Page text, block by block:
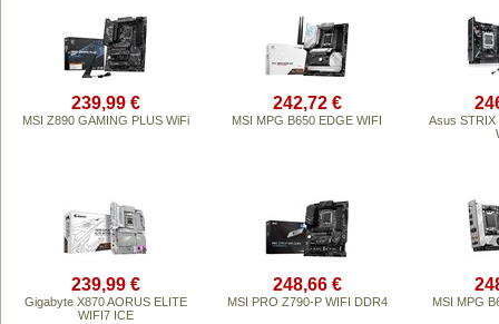
239,99 €
MSI Z890 GAMING PLUS WiFi
242,72 €
MSI MPG B650 EDGE WIFI
Asus STRIX
239,99 €
Gigabyte X870 AORUS ELITE
WIFI7 ICE
248,66 €
MSI PRO Z790-P WIFI DDR4 MSI MPG